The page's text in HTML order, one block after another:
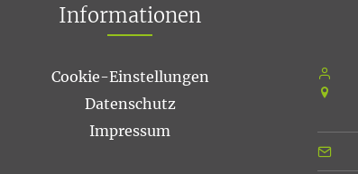
Informationen
Cookie-Einstellungen
Datenschutz
Impressum